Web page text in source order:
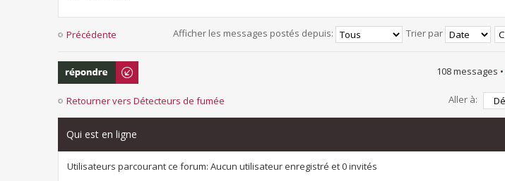
Précédente Afficher les messages postés depuis: Trier par
Répondre 108 messages •
Retourner vers Détecteurs de fumée Aller à:
Qui est en ligne
Utilisateurs parcourant ce forum: Aucun utilisateur enregistré et 0 invités